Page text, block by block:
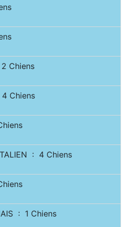
Chiens
Chiens
: 4 Chiens
: 1 Chiens